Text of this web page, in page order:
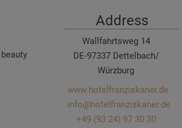
Address
Wallfahrtsweg 14
DE-97337 Dettelbach/
Würzburg
www.hotelfranziskaner.de
info@hotelfranziskaner.de
+49 (93 24) 97 30 30